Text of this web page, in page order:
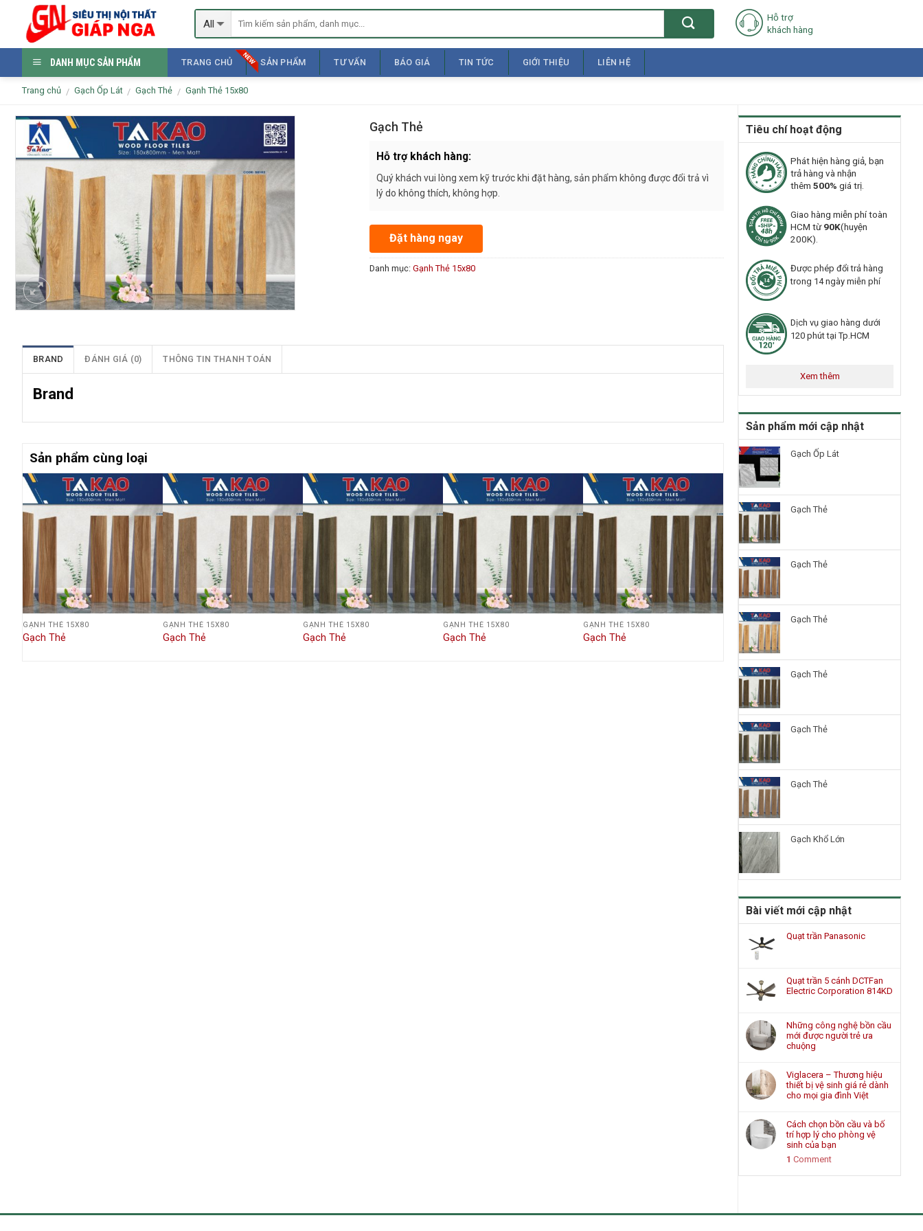
content
Hỗ trợ
khách hàng
DANH MỤC SẢN PHẨM TRANG CHỦ SẢN PHẨM TƯ VẤN BÁO GIÁ TIN TỨC GIỚI THIỆU LIÊN HỆ
Trang chủ / Gạch Ốp Lát / Gạch Thẻ / Gạnh Thẻ 15x80
Gạch Thẻ
Hỗ trợ khách hàng:
Quý khách vui lòng xem kỹ trước khi đặt hàng, sản phẩm không được đổi trả vì
lý do không thích, không hợp.
Đặt hàng ngay
Danh mục: Gạnh Thẻ 15x80
BRAND ĐÁNH GIÁ (0) THÔNG TIN THANH TOÁN
Brand
Sản phẩm cùng loại
GẠNH THẺ 15X80
Gạch Thẻ
GẠNH THẺ 15X80
Gạch Thẻ
GẠNH THẺ 15X80
Gạch Thẻ
GẠNH THẺ 15X80
Gạch Thẻ
GẠNH THẺ 15X80
Gạch Thẻ
Tiêu chí hoạt động
Phát hiện hàng giả, bạn
trả hàng và nhận
thêm 500% giá trị.
Giao hàng miễn phí toàn
HCM từ90K(huyện
200K).
Được phép đổi trả hàng
trong 14 ngày miễn phí
Dịch vụ giao hàng dưới
120 phút tại Tp.HCM
Xem thêm
Sản phẩm mới cập nhật
Gạch Ốp Lát
Gạch Thẻ
Gạch Thẻ
Gạch Thẻ
Gạch Thẻ
Gạch Thẻ
Gạch Thẻ
Gạch Khổ Lớn
Bài viết mới cập nhật
Quạt trần Panasonic
Quạt trần 5 cánh DCTFan
Electric Corporation 814KD
Những công nghệ bồn cầu
mới được người trẻ ưa
chuộng
Viglacera – Thương hiệu
thiết bị vệ sinh giá rẻ dành
cho mọi gia đình Việt
Cách chọn bồn cầu và bố
trí hợp lý cho phòng vệ
sinh của bạn
1 Comment